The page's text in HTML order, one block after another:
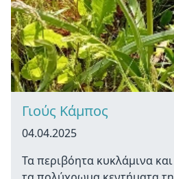
Γιούς Κάμπος
04.04.2025
Τα περιβόητα κυκλάμινα